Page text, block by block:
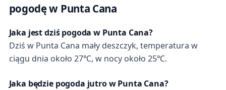
pogodę w Punta Cana
Jaka jest dziś pogoda w Punta Cana?
Dziś w Punta Cana mały deszczyk, temperatura w
ciągu dnia około 27℃, w nocy około 25℃.
Jaka będzie pogoda jutro w Punta Cana?